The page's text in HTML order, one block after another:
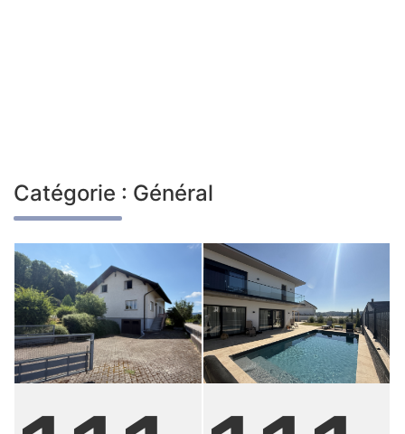
Catégorie : Général